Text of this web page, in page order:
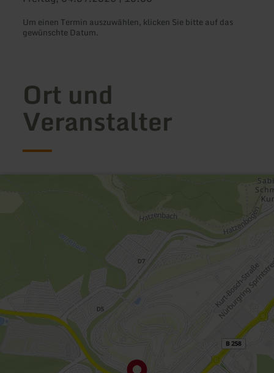
Um einen Termin auszuwählen, klicken Sie bitte auf das
gewünschte Datum.
Ort und
Veranstalter